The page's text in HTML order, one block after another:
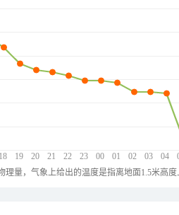
19 20 21 22 23 00 01 02 03 04
量，气象上给出的温度是指离地面1.5米高度